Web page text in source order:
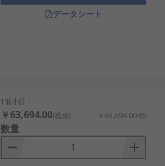
データシート
1個小計：
￥63,694.00(税抜) ￥63,694.00/個
数量